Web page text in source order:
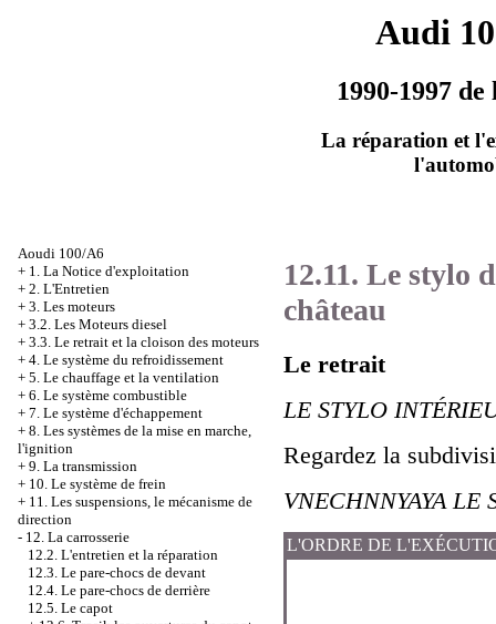
Audi
1990-1997
La réparation et
Aoudi 100/A6
+ 1. La Notice d'exploitation
+ 2. L'Entretien
+ 3. Les moteurs
+ 3.2. Les Moteurs diesel
+ 3.3. Le retrait et la cloison des moteurs
+ 4. Le système du refroidissement
+ 5. Le chauffage et la ventilation
+ 6. Le système combustible
+ 7. Le système d'échappement
+ 8. Les systèmes de la mise en marche,
l'ignition
+ 9. La transmission
+ 10. Le système de frein
+ 11. Les suspensions, le mécanisme de
direction
- 12. La carrosserie
12.2. L'entretien et la réparation
12.3. Le pare-chocs de devant
12.4. Le pare-chocs de derrière
12.5. Le capot
12.11. Le stylo
château
Le retrait
LE STYLO
Regardez la
VNECHNNYAYA LE
L'ORDRE DE